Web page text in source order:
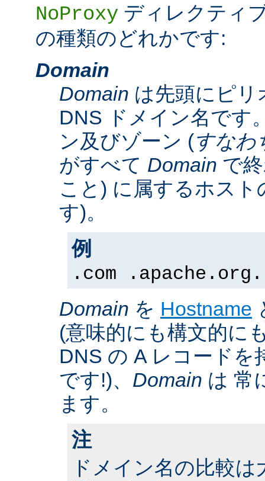
NoProxy ディレクティ
の種類のどれかです:
Domain
Domain は先頭にピリ
DNS ドメイン名です
ン及びゾーン (すなわ
がすべて Domain で
こと) に属するホス
す)。
例
.com .apache.org.
Domain を Hostname
(意味的にも構文的に
DNS の A レコードを
です!)、 Domain は 常
ます。
注
ドメイン名の比較